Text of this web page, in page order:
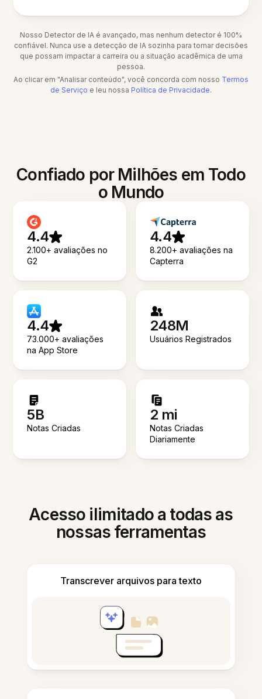
Nosso Detector de IA é avançado, mas nenhum detector é 100%
confiável. Nunca use a detecção de IA sozinha para tomar decisões
que possam impactar a carreira ou a situação acadêmica de uma
pessoa.
Ao clicar em "Analisar conteúdo", você concorda com nosso Termos
de Serviço e leu nossa Política de Privacidade.
Confiado por Milhões em Todo
o Mundo
4.4
2.100+ avaliações no
G2
4.4
8.200+ avaliações na
Capterra
4.4
73.000+ avaliações
na App Store
248M
Usuários Registrados
5B
Notas Criadas
2 mi
Notas Criadas
Diariamente
Acesso ilimitado a todas as
nossas ferramentas
Transcrever arquivos para texto